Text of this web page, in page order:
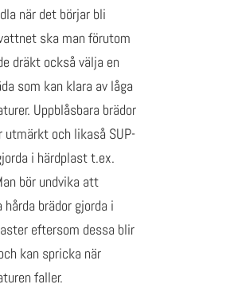
när det börjar bli
ska man förutom
dräkt också välja en
som kan klara av låga
Uppblåsbara brädor
utmärkt och likaså SUP-
i härdplast t.ex.
bör undvika att
hårda brädor gjorda i
eftersom dessa blir
kan spricka när
faller.